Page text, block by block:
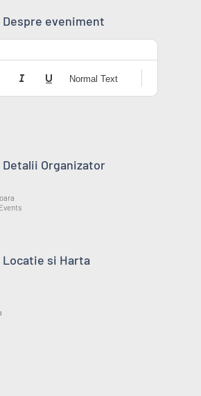
Despre eveniment
Normal Text
Detalii Organizator
Locatie si Harta